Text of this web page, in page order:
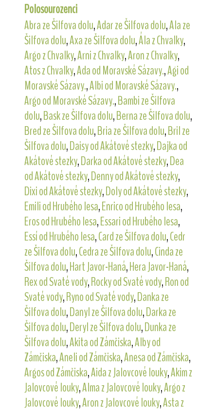
Polosourozenci
Abra ze Šilfova dolu,Adar ze Šilfova dolu,Ala ze
Šilfova dolu,Axa ze Šilfova dolu,Ála z Chvalky,
Argo z Chvalky,Arni z Chvalky,Aron z Chvalky,
Atos z Chvalky,Ada od Moravské Sázavy.,Agi od
Moravské Sázavy.,Albi od Moravské Sázavy.,
Argo od Moravské Sázavy.,Bambi ze Šilfova
dolu,Bask ze Šilfova dolu,Berna ze Šilfova dolu,
Bred ze Šilfova dolu,Bria ze Šilfova dolu,Bril ze
Šilfova dolu,Daisy od Akátové stezky,Dajka od
Akátové stezky,Darka od Akátové stezky,Dea
od Akátové stezky,Denny od Akátové stezky,
Dixi od Akátové stezky,Doly od Akátové stezky,
Emili od Hrubého lesa,Enrico od Hrubého lesa,
Eros od Hrubého lesa,Essari od Hrubého lesa,
Essí od Hrubého lesa,Card ze Šilfova dolu,Cedr
ze Šilfova dolu,Cedra ze Šilfova dolu,Cinda ze
Šilfova dolu,Hart Javor-Haná,Hera Javor-Haná,
Rex od Svaté vody,Rocky od Svaté vody,Ron od
Svaté vody,Ryno od Svaté vody,Danka ze
Šilfova dolu,Danyl ze Šilfova dolu,Darka ze
Šilfova dolu,Deryl ze Šilfova dolu,Dunka ze
Šilfova dolu,Akita od Zámčiska,Alby od
Zámčiska,Aneli od Zámčiska,Anesa od Zámčiska,
Argos od Zámčiska,Aida z Jalovcové louky,Akim z
Jalovcové louky,Alma z Jalovcové louky,Argo z
Jalovcové louky,Aron z Jalovcové louky,Asta z